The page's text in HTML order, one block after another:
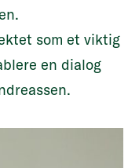
som et viktig
en dialog